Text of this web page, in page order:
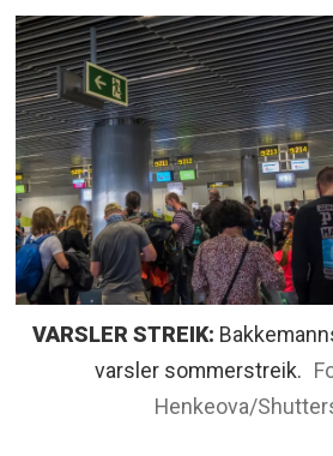
VARSLER STREIK:
varsler sommerstreik.
Henkeova/